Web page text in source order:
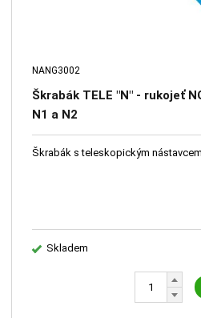
NANG3002
Škrabák TELE "N" - rukojeť
N1 a N2
Škrabák s teleskopickým
Skladem